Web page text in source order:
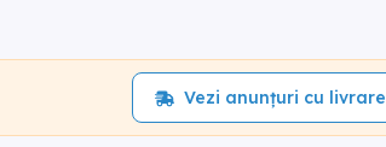
Vezi anunțuri cu livrare